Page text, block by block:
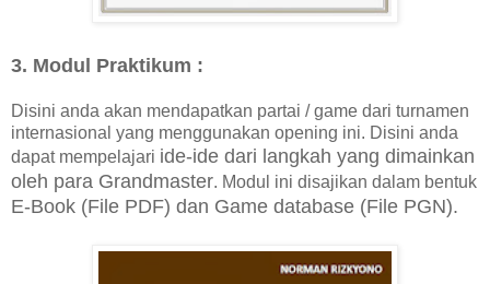
3. Modul Praktikum :
Disini anda akan mendapatkan partai / game dari turnamen
internasional yang menggunakan opening ini. Disini anda
dapat mempelajari ide-ide dari langkah yang dimainkan
oleh para Grandmaster. Modul ini disajikan dalam bentuk
E-Book (File PDF) dan Game database (File PGN).